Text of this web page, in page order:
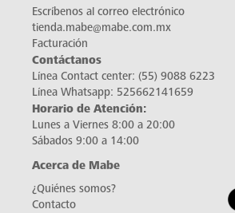
Escríbenos al correo electrónico
tienda.mabe@mabe.com.mx
Facturación
Contáctanos
Línea Contact center: (55) 9088 6223
Línea Whatsapp: 525662141659
Horario de Atención:
Lunes a Viernes 8:00 a 20:00
Sábados 9:00 a 14:00
Acerca de Mabe
¿Quiénes somos?
Contacto